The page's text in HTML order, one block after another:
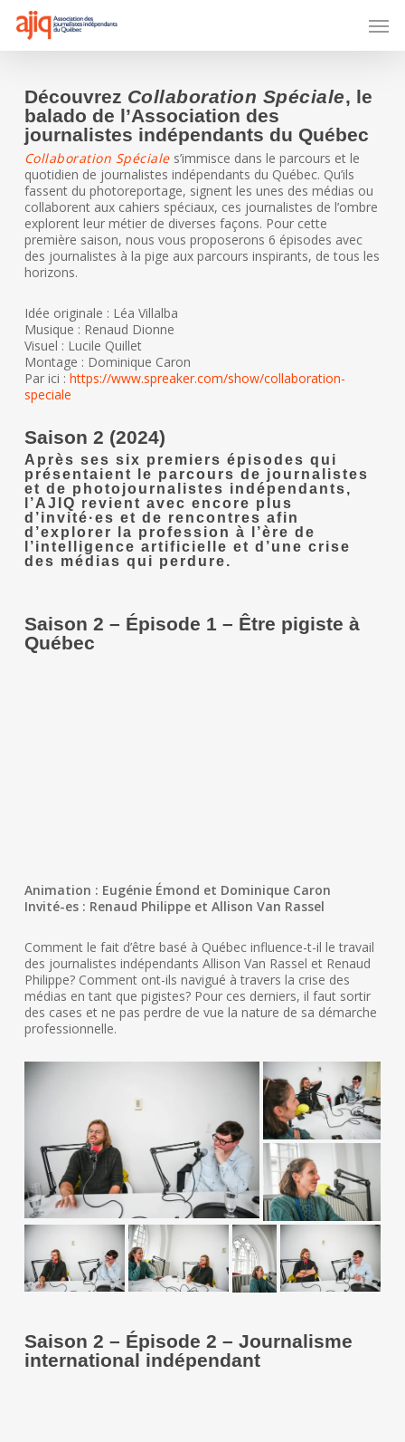
main
content
Découvrez Collaboration Spéciale, le
balado de l’Association des
journalistes indépendants du Québec
Collaboration Spéciale s’immisce dans le parcours et le
quotidien de journalistes indépendants du Québec. Qu’ils
fassent du photoreportage, signent les unes des médias ou
collaborent aux cahiers spéciaux, ces journalistes de l’ombre
explorent leur métier de diverses façons. Pour cette
première saison, nous vous proposerons 6 épisodes avec
des journalistes à la pige aux parcours inspirants, de tous les
horizons.
Idée originale : Léa Villalba
Musique : Renaud Dionne
Visuel : Lucile Quillet
Montage : Dominique Caron
Par ici : https://www.spreaker.com/show/collaboration-
speciale
Saison 2 (2024)
Après ses six premiers épisodes qui
présentaient le parcours de journalistes
et de photojournalistes indépendants,
l’AJIQ revient avec encore plus
d’invité·es et de rencontres afin
d’explorer la profession à l’ère de
l’intelligence artificielle et d’une crise
des médias qui perdure.
Saison 2 – Épisode 1 – Être pigiste à
Québec
Animation : Eugénie Émond et Dominique Caron
Invité-es : Renaud Philippe et Allison Van Rassel
Comment le fait d’être basé à Québec influence-t-il le travail
des journalistes indépendants Allison Van Rassel et Renaud
Philippe? Comment ont-ils navigué à travers la crise des
médias en tant que pigistes? Pour ces derniers, il faut sortir
des cases et ne pas perdre de vue la nature de sa démarche
professionnelle.
Saison 2 – Épisode 2 – Journalisme
international indépendant